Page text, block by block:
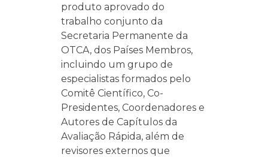
produto aprovado do
trabalho conjunto da
Secretaria Permanente da
OTCA, dos Países Membros,
incluindo um grupo de
especialistas formados pelo
Comitê Científico, Co-
Presidentes, Coordenadores e
Autores de Capítulos da
Avaliação Rápida, além de
revisores externos que